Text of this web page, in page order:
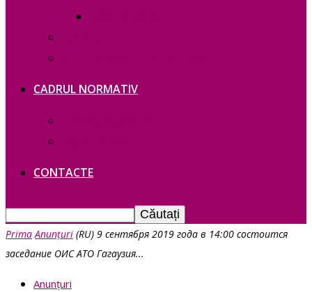
CADRUL NORMATIV
CONTACTE
Prima Anunțuri (RU) 9 сентября 2019 года в 14:00 состоится
заседание ОИС АТО Гагаузия...
Anunțuri